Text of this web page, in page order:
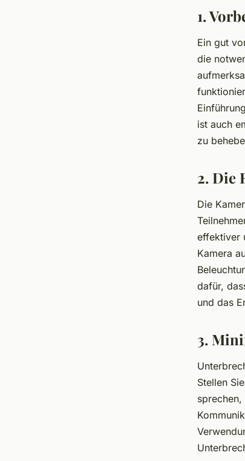
1.
Ein gut
die
ist auch
zu
2. Die
Die
effektiver
Kamera
dafür,
und das
3.
Stellen